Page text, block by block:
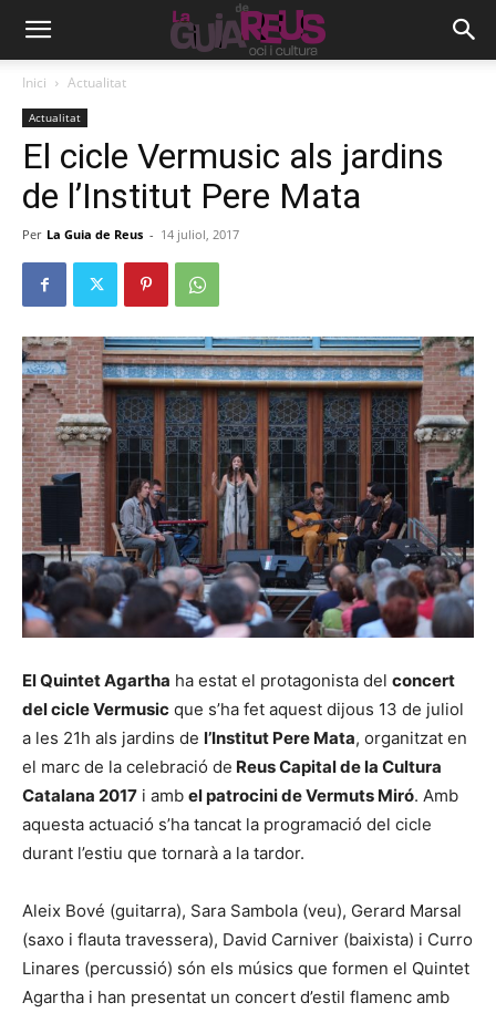
Inici Actualitat
Actualitat
El cicle Vermusic als jardins
de l’Institut Pere Mata
Per La Guia de Reus - 14 juliol, 2017
El Quintet Agartha ha estat el protagonista del concert
del cicle Vermusic que s’ha fet aquest dijous 13 de juliol
a les 21h als jardins de l’Institut Pere Mata, organitzat en
el marc de la celebració de Reus Capital de la Cultura
Catalana 2017 i amb el patrocini de Vermuts Miró. Amb
aquesta actuació s’ha tancat la programació del cicle
durant l’estiu que tornarà a la tardor.
Aleix Bové (guitarra), Sara Sambola (veu), Gerard Marsal
(saxo i flauta travessera), David Carniver (baixista) i Curro
Linares (percussió) són els músics que formen el Quintet
Agartha i han presentat un concert d’estil flamenc amb